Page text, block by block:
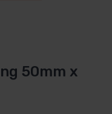
50mm x